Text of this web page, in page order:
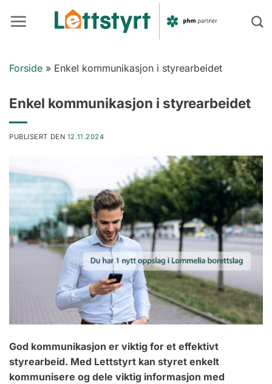
Forside » Enkel kommunikasjon i styrearbeidet
Enkel kommunikasjon i styrearbeidet
PUBLISERT DEN 12.11.2024
God kommunikasjon er viktig for et effektivt
styrearbeid. Med Lettstyrt kan styret enkelt
kommunisere og dele viktig informasjon med